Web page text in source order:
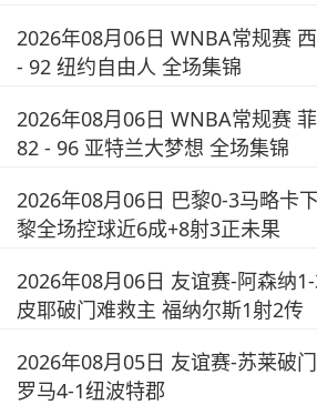
2026年08月06日 WNBA常规赛
- 92 纽约自由人 全场集锦
2026年08月06日 WNBA常规赛
82 - 96 亚特兰大梦想 全场集锦
2026年08月06日 巴黎0-3马略卡
黎全场控球近6成+8射3正未果
2026年08月06日 友谊赛-阿森纳
皮耶破门难救主 福纳尔斯1射2传
2026年08月05日 友谊赛-苏莱破
罗马4-1纽波特郡